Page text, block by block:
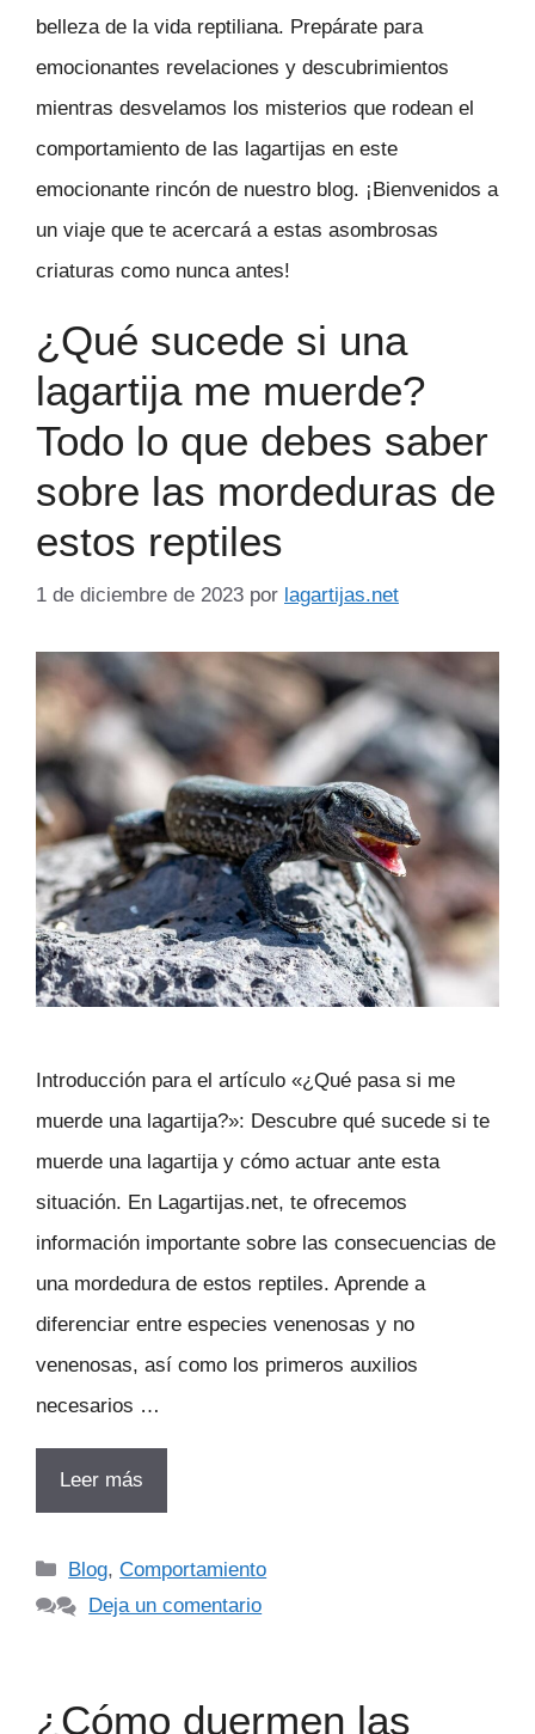
belleza de la vida reptiliana. Prepárate para
emocionantes revelaciones y descubrimientos
mientras desvelamos los misterios que rodean el
comportamiento de las lagartijas en este
emocionante rincón de nuestro blog. ¡Bienvenidos a
un viaje que te acercará a estas asombrosas
criaturas como nunca antes!
¿Qué sucede si una
lagartija me muerde?
Todo lo que debes saber
sobre las mordeduras de
estos reptiles
1 de diciembre de 2023 por lagartijas.net
Introducción para el artículo «¿Qué pasa si me
muerde una lagartija?»: Descubre qué sucede si te
muerde una lagartija y cómo actuar ante esta
situación. En Lagartijas.net, te ofrecemos
información importante sobre las consecuencias de
una mordedura de estos reptiles. Aprende a
diferenciar entre especies venenosas y no
venenosas, así como los primeros auxilios
necesarios …
Leer más
Categorías
Blog,Comportamiento
Deja un comentario
¿Cómo duermen las